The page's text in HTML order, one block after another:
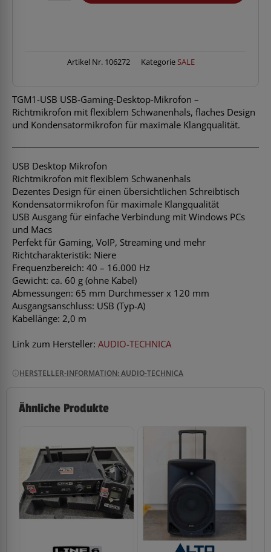
Artikel Nr. 106272 KategorieSALE
TGM1-USB USB-Gaming-Desktop-Mikrofon –
Richtmikrofon mit flexiblem Schwanenhals, flaches Design
und Kondensatormikrofon für maximale Klangqualität.
USB Desktop Mikrofon
Richtmikrofon mit flexiblem Schwanenhals
Dezentes Design für einen übersichtlichen Schreibtisch
Kondensatormikrofon für maximale Klangqualität
USB Ausgang für einfache Verbindung mit Windows PCs
und Macs
Perfekt für Gaming, VoIP, Streaming und mehr
Richtcharakteristik: Niere
Frequenzbereich: 40 – 16.000 Hz
Gewicht: ca. 60 g (ohne Kabel)
Abmessungen: 65 mm Durchmesser x 120 mm
Ausgangsanschluss: USB (Typ-A)
Kabellänge: 2,0 m
Link zum Hersteller: AUDIO-TECHNICA
HERSTELLER-INFORMATION: AUDIO-TECHNICA
Ähnliche Produkte